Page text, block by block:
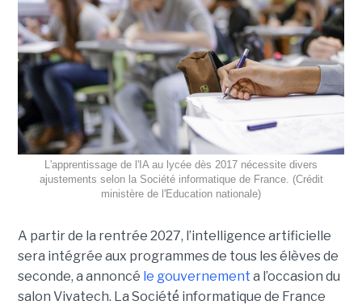
L'apprentissage de l'IA au lycée dès 2017 nécessite divers
ajustements selon la Société informatique de France. (Crédit
ministère de l'Education nationale)
A partir de la rentrée 2027, l’intelligence artificielle
sera intégrée aux programmes de tous les élèves de
seconde, a annoncé le gouvernement a l’occasion du
salon Vivatech. La Société́ informatique de France